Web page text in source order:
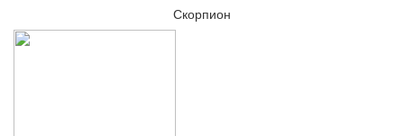
Скорпион